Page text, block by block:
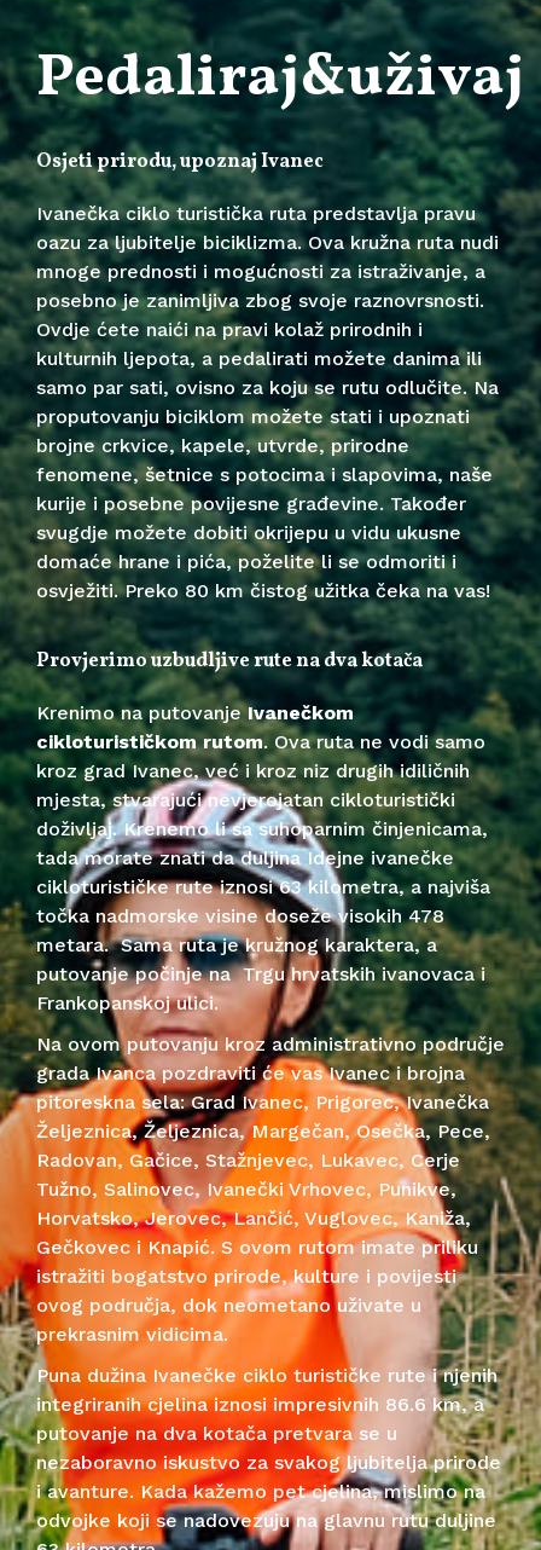
Pedaliraj&uživaj
Osjeti prirodu, upoznaj Ivanec
Ivanečka ciklo turistička ruta predstavlja pravu
oazu za ljubitelje biciklizma. Ova kružna ruta nudi
mnoge prednosti i mogućnosti za istraživanje, a
posebno je zanimljiva zbog svoje raznovrsnosti.
Ovdje ćete naići na pravi kolaž prirodnih i
kulturnih ljepota, a pedalirati možete danima ili
samo par sati, ovisno za koju se rutu odlučite. Na
proputovanju biciklom možete stati i upoznati
brojne crkvice, kapele, utvrde, prirodne
fenomene, šetnice s potocima i slapovima, naše
kurije i posebne povijesne građevine. Također
svugdje možete dobiti okrijepu u vidu ukusne
domaće hrane i pića, poželite li se odmoriti i
osvježiti. Preko 80 km čistog užitka čeka na vas!
Provjerimo uzbudljive rute na dva kotača
Krenimo na putovanjeIvanečkom
cikloturističkom rutom. Ova ruta ne vodi samo
kroz grad Ivanec, već i kroz niz drugih idiličnih
mjesta, stvarajući nevjerojatan cikloturistički
doživljaj. Krenemo li sa suhoparnim činjenicama,
tada morate znati da duljina Idejne ivanečke
cikloturističke rute iznosi 63 kilometra, a najviša
točka nadmorske visine doseže visokih 478
metara. Sama ruta je kružnog karaktera, a
putovanje počinje na Trgu hrvatskih ivanovaca i
Frankopanskoj ulici.
Na ovom putovanju kroz administrativno područje
grada Ivanca pozdraviti će vas Ivanec i brojna
pitoreskna sela: Grad Ivanec, Prigorec, Ivanečka
Željeznica, Željeznica, Margečan, Osečka, Pece,
Radovan, Gačice, Stažnjevec, Lukavec, Cerje
Tužno, Salinovec, Ivanečki Vrhovec, Punikve,
Horvatsko, Jerovec, Lančić, Vuglovec, Kaniža,
Gečkovec i Knapić. S ovom rutom imate priliku
istražiti bogatstvo prirode, kulture i povijesti
ovog područja, dok neometano uživate u
prekrasnim vidicima.
Puna dužina Ivanečke ciklo turističke rute i njenih
integriranih cjelina iznosi impresivnih 86.6 km, a
putovanje na dva kotača pretvara se u
nezaboravno iskustvo za svakog ljubitelja prirode
i avanture. Kada kažemo pet cjelina, mislimo na
odvojke koji se nadovezuju na glavnu rutu duljine